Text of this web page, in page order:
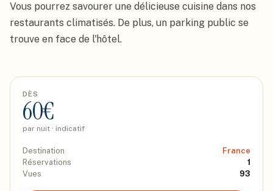
Vous pourrez savourer une délicieuse cuisine dans nos
restaurants climatisés. De plus, un parking public se
trouve en face de l'hôtel.
DÈS
60€
par nuit · indicatif
Destination
France
Réservations
1
Vues
93